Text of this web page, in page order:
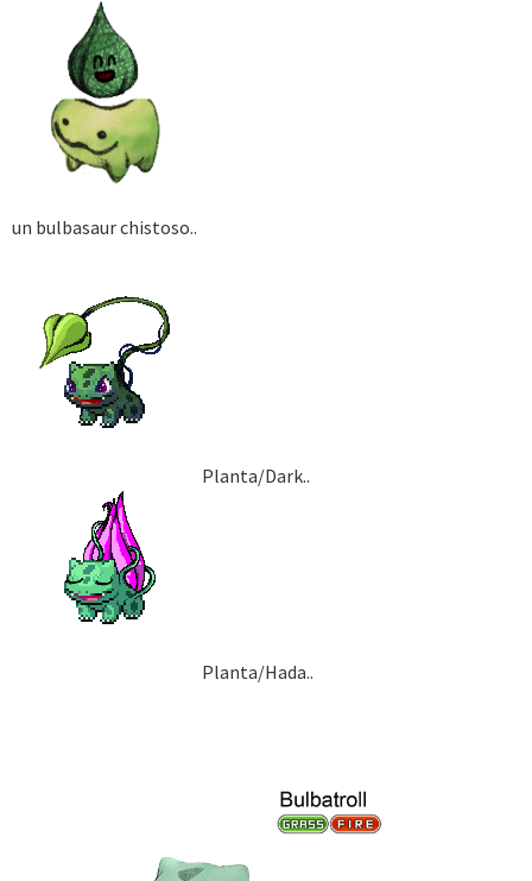
un bulbasaur chistoso..
Planta/Dark..
Planta/Hada..